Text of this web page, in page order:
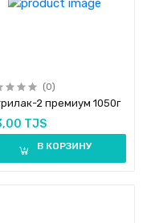
(0)
2 премиум 1050г
TJS
В КОРЗИНУ